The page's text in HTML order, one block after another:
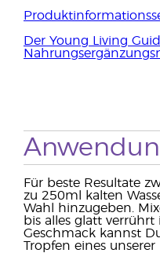
Der Young Living
Für beste Resultate
zu 250ml kalten
Wahl hinzugeben.
bis alles glatt verrührt
Geschmack kannst
Tropfen eines unserer